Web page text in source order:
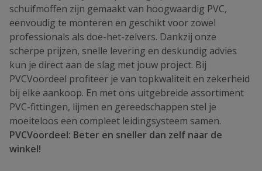
schuifmoffen zijn gemaakt van hoogwaardig PVC,
eenvoudig te monteren en geschikt voor zowel
professionals als doe-het-zelvers. Dankzij onze
scherpe prijzen, snelle levering en deskundig advies
kun je direct aan de slag met jouw project. Bij
PVCVoordeel profiteer je van topkwaliteit en zekerheid
bij elke aankoop. En met ons uitgebreide assortiment
PVC-fittingen, lijmen en gereedschappen stel je
moeiteloos een compleet leidingsysteem samen.
PVCVoordeel: Beter en sneller dan zelf naar de
winkel!